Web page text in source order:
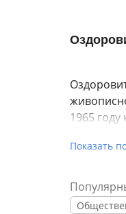
1965
Показать